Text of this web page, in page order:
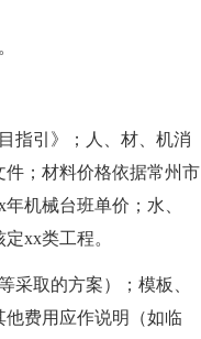
指引》；人、材、机消
；材料价格依据常州市
机械台班单价；水、
xx类工程。
采取的方案）；模板、
费用应作说明（如临